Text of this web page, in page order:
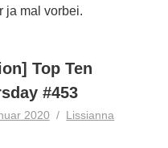
ja mal vorbei.
Top Ten
#453
2020 Lissianna